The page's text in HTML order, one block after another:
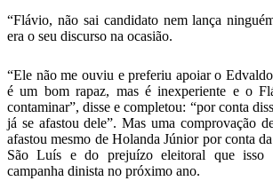
“Flávio, não sai candidato nem lança
era o seu discurso na ocasião.
“Ele não me ouviu e preferiu apoiar o
é um bom rapaz, mas é inexperiente e o
contaminar”, disse e completou: “por conta
já se afastou dele”. Mas uma comprovação
afastou mesmo de Holanda Júnior por conta
São Luís e do prejuízo eleitoral que isso
campanha dinista no próximo ano.